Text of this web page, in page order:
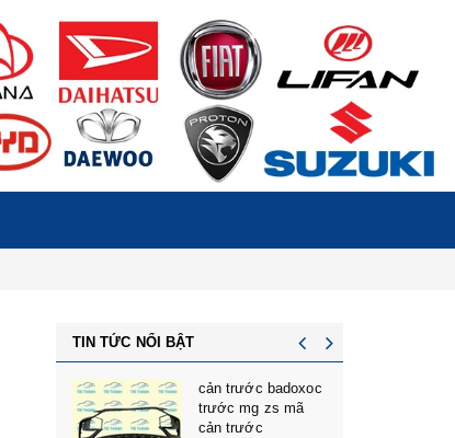
TIN TỨC NỔI BẬT
cản trước badoxoc
trước mg zs mã
cản trước